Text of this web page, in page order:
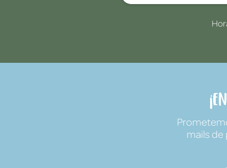
mails